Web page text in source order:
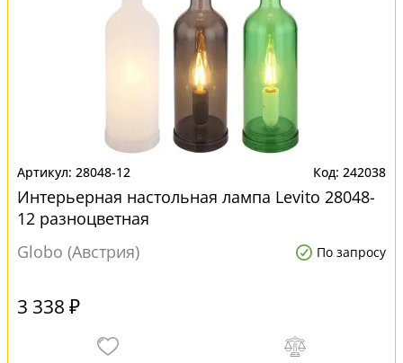
28048-12 242038
Интерьерная настольная лампа Levito 28048-
12 разноцветная
Globo (Австрия)
По запросу
3 338 ₽